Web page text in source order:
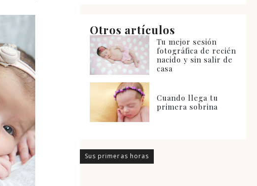
Otros artículos
Tu mejor sesión
fotográfica de recién
nacido y sin salir de
casa
Cuando llega tu
primera sobrina
Sus primeras horas